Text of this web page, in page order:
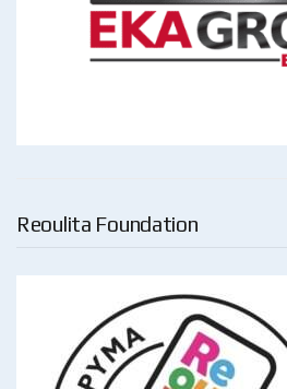
Reoulita Foundation